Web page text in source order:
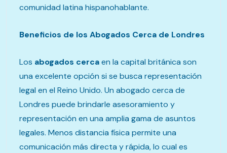
comunidad latina hispanohablante.
Beneficios de los Abogados Cerca de Londres
Los abogados cercaen la capital británica son
una excelente opción si se busca representación
legal en el Reino Unido. Un abogado cerca de
Londres puede brindarle asesoramiento y
representación en una amplia gama de asuntos
legales. Menos distancia física permite una
comunicación más directa y rápida, lo cual es